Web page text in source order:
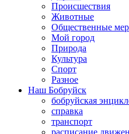
Происшествия
Животные
Общественные
Мой город
Природа
Культура
Спорт
Разное
Наш Бобруйск
бобруйская
справка
транспорт
расписание